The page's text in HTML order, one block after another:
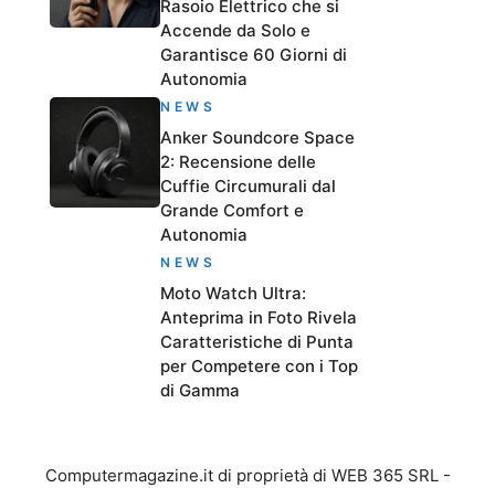
Rasoio Elettrico che si
Accende da Solo e
Garantisce 60 Giorni di
Autonomia
NEWS
Anker Soundcore Space
2: Recensione delle
Cuffie Circumurali dal
Grande Comfort e
Autonomia
NEWS
Moto Watch Ultra:
Anteprima in Foto Rivela
Caratteristiche di Punta
per Competere con i Top
di Gamma
Computermagazine.it di proprietà di WEB 365 SRL -